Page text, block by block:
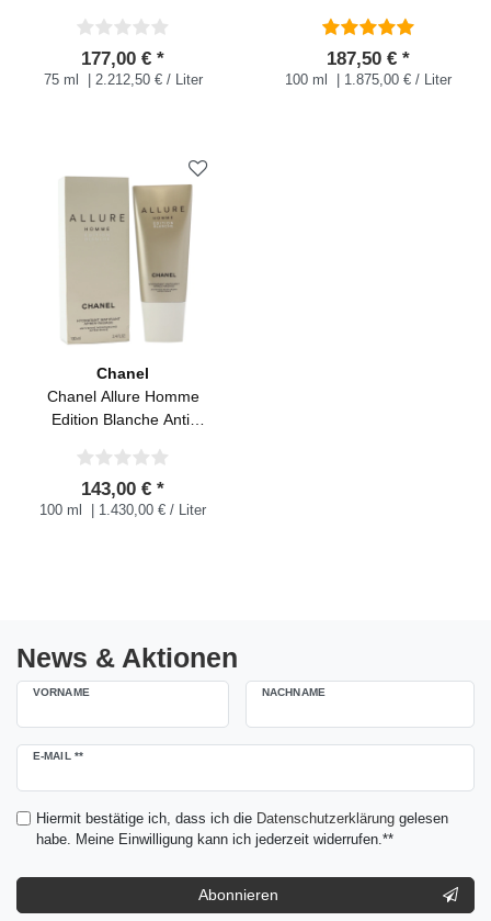
177,00 € *
75 ml | 2.212,50 € / Liter
187,50 € *
100 ml | 1.875,00 € / Liter
Chanel
Chanel Allure Homme
Edition Blanche Anti-
Shave 100 ml
143,00 € *
100 ml | 1.430,00 € / Liter
News & Aktionen
VORNAME NACHNAME
E-MAIL **
Newsletter
Hiermit bestätige ich, dass ich die Daten­schutz­erklärunggelesen
habe. Meine Einwilligung kann ich jederzeit widerrufen.**
Abonnieren